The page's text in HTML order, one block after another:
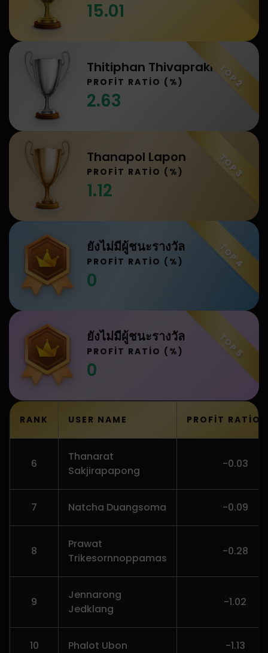
15.01
Thitiphan Thivaprakhon
PROFIT RATIO (%)
2.63
TOP 2
Thanapol Lapon
PROFIT RATIO (%)
1.12
TOP 3
ยังไม่มีผู้ชนะรางวัล
PROFIT RATIO (%)
0
TOP 4
ยังไม่มีผู้ชนะรางวัล
PROFIT RATIO (%)
0
TOP 5
RANK USER NAME PROFIT RATIO
6
Thanarat
Sakjirapapong
-0.03
7 Natcha Duangsoma -0.09
8
Prawat
Trikesornnoppamas
-0.28
9
Jennarong
Jedklang
-1.02
10 Phalot Ubon -1.13